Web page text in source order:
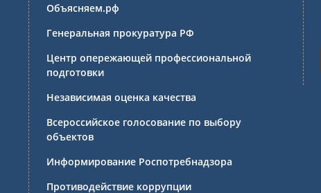
Объясняем.рф
Генеральная прокуратура РФ
Центр опережающей профессиональной
подготовки
Независимая оценка качества
Всероссийское голосование по выбору
объектов
Информирование Роспотребнадзора
Противодействие коррупции